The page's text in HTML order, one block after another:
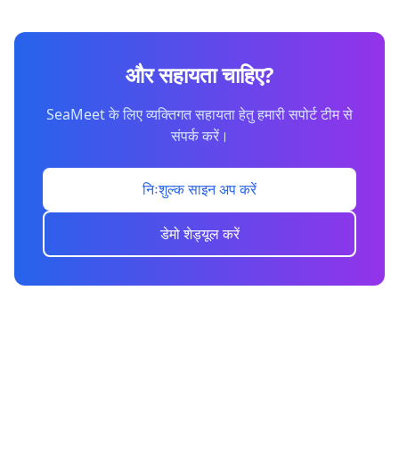
और सहायता चाहिए?
SeaMeet के लिए व्यक्तिगत सहायता हेतु हमारी सपोर्ट टीम से
संपर्क करें।
निःशुल्क साइन अप करें
डेमो शेड्यूल करें